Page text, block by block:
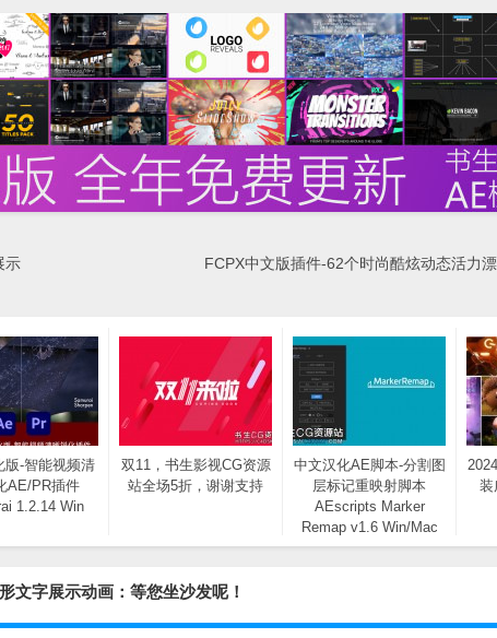
示
FCPX中文版插件-62个时尚酷炫动态活力
版-智能视频清
AE/PR插件
1.2.14 Win
双11，书生影视CG资源
站全场5折，谢谢支持
中文汉化AE脚本-分割图
层标记重映射脚本
AEscripts Marker
Remap v1.6 Win/Mac
+使用教程
装
文字展示动画：等您坐沙发呢！